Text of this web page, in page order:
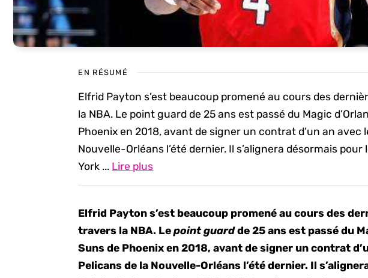
EN RÉSUMÉ
Elfrid Payton s’est beaucoup promené au cours des
la NBA. Le point guard de 25 ans est passé du Magic
Phoenix en 2018, avant de signer un contrat d’un an avec
Nouvelle-Orléans l’été dernier. Il s’alignera désormais pour
York ... Lire plus
Elfrid Payton s’est beaucoup promené au cours des
travers la NBA. Lepoint guardde 25 ans est passé du
Suns de Phoenix en 2018, avant de signer un contrat
Pelicans de la Nouvelle-Orléans l’été dernier. Il